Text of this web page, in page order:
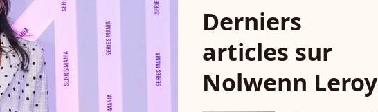
Derniers
articles sur
Nolwenn Leroy